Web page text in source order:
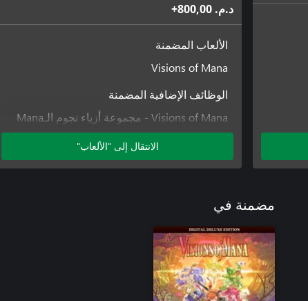
د.م.‏ 800,00+
الألعاب المضمنة
Visions of Mana
الوظائف الإضافية المضمنة
Visions of Mana - مجموعة أزياء نجوم الـMana
Visions of Mana - حزمة الموسيقى الخلفية
لسلسلة ألعاب الـManaالانتقال إلى "الألعاب"
مضمنة في